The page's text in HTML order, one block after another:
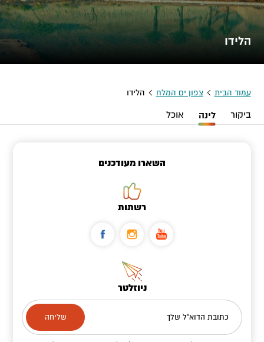
הלידו
עמוד הבית צפון ים המלח הלידו
ביקור לינה אוכל
השארו מעודכנים
רשתות
ניוזלטר
כתובת הדוא"ל שלך